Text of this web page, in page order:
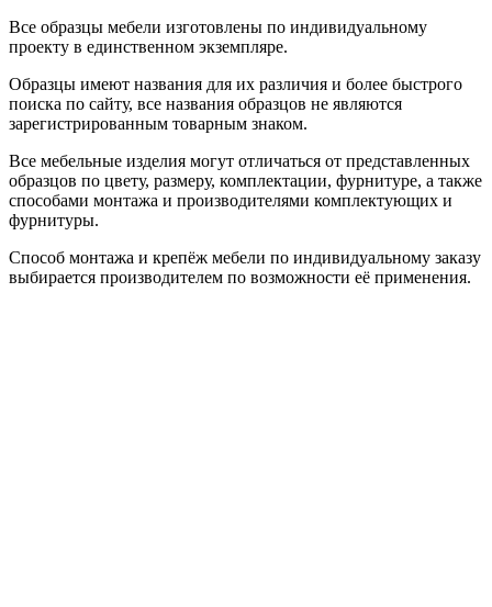
Все образцы мебели изготовлены по индивидуальному
проекту в единственном экземпляре.
Образцы имеют названия для их различия и более быстрого
поиска по сайту, все названия образцов не являются
зарегистрированным товарным знаком.
Все мебельные изделия могут отличаться от представленных
образцов по цвету, размеру, комплектации, фурнитуре, а также
способами монтажа и производителями комплектующих и
фурнитуры.
Способ монтажа и крепёж мебели по индивидуальному заказу
выбирается производителем по возможности её применения.